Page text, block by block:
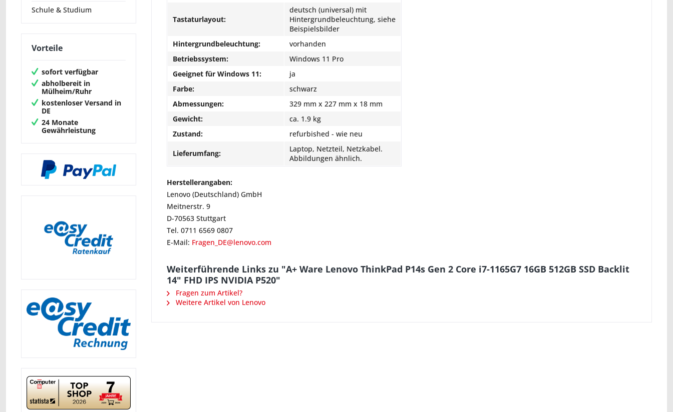
Schule & Studium
Vorteile
sofort verfügbar
abholbereit in
Mülheim/Ruhr
kostenloser Versand in
DE
24 Monate
Gewährleistung
Tastaturlayout:
deutsch (universal) mit
Hintergrundbeleuchtung, siehe
Beispielsbilder
Hintergrundbeleuchtung:
vorhanden
Betriebssystem:
Windows 11 Pro
Geeignet für Windows 11:
ja
Farbe:
schwarz
Abmessungen:
329 mm x 227 mm x 18 mm
Gewicht:
ca. 1.9 kg
Zustand:
refurbished - wie neu
Lieferumfang:
Laptop, Netzteil, Netzkabel.
Abbildungen ähnlich.
Herstellerangaben:
Lenovo (Deutschland) GmbH
Meitnerstr. 9
D-70563 Stuttgart
Tel. 0711 6569 0807
E-Mail: Fragen_DE@lenovo.com
Weiterführende Links zu "A+ Ware Lenovo ThinkPad P14s Gen 2 Core i7-1165G7 16GB 512GB SSD Backlit
14" FHD IPS NVIDIA P520"
Fragen zum Artikel?
Weitere Artikel von Lenovo